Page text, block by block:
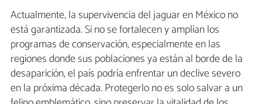
Actualmente, la supervivencia del jaguar en México no
está garantizada. Si no se fortalecen y amplían los
programas de conservación, especialmente en las
regiones donde sus poblaciones ya están al borde de la
desaparición, el país podría enfrentar un declive severo
en la próxima década. Protegerlo no es solo salvar a un